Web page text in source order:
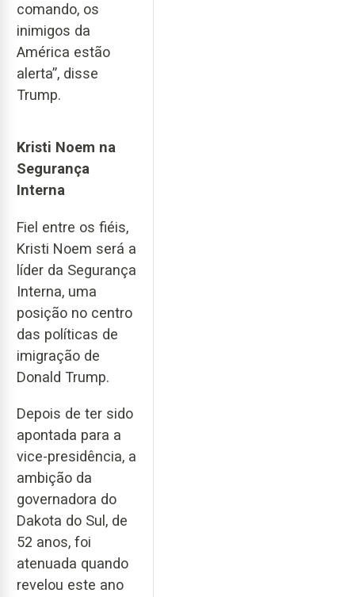
comando, os
inimigos da
América estão
alerta”, disse
Trump.
Kristi Noem na
Segurança
Interna
Fiel entre os fiéis,
Kristi Noem será a
líder da Segurança
Interna, uma
posição no centro
das políticas de
imigração de
Donald Trump.
Depois de ter sido
apontada para a
vice-presidência, a
ambição da
governadora do
Dakota do Sul, de
52 anos, foi
atenuada quando
revelou este ano